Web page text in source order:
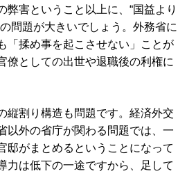
弊害ということ以上に、“国益より
問題が大きいでしょう。外務省に
「揉め事を起こさせない」ことが
僚としての出世や退職後の利権に
割り構造も問題です。経済外交
以外の省庁が関わる問題では、一
邸がまとめるということになって
力は低下の一途ですから、足して